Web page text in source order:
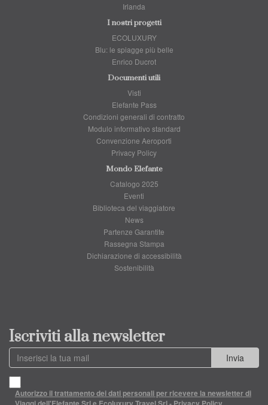
Irlanda
I nostri progetti
ECOLUXURY
Blu: le spiagge più belle
Enrico Ducrot
Documenti utili
Visti
Elefante Pass
Condizioni generali di contratto
Modulo informativo standard
Convenzione Aeroporti
Privacy Policy
Mondo Elefante
Catalogo 2025
Eventi
Biblioteca del viaggiatore
News
Partenze Garantite
Rassegna Stampa
Dichiarazione di accessibilità
Sostenibilità
Iscriviti alla newsletter
Invia
Autorizzo il trattamento dei dati personali per ricevere la newsletter di